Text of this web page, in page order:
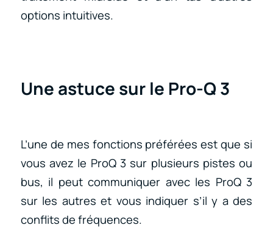
options intuitives.
Une astuce sur le Pro-Q 3
L’une de mes fonctions préférées est que si
vous avez le ProQ 3 sur plusieurs pistes ou
bus, il peut communiquer avec les ProQ 3
sur les autres et vous indiquer s’il y a des
conflits de fréquences.